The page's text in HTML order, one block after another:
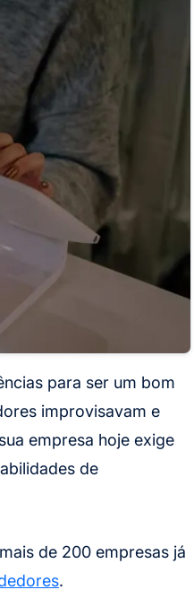
para ser um bom
improvisavam e
empresa hoje exige
de
de 200 empresas já
.